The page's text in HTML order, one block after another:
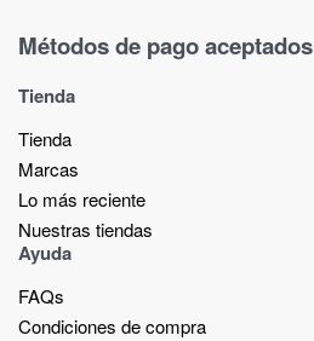
Métodos de pago aceptados
Tienda
Tienda
Marcas
Lo más reciente​
Nuestras tiendas​
Ayuda
FAQs
Condiciones de compra